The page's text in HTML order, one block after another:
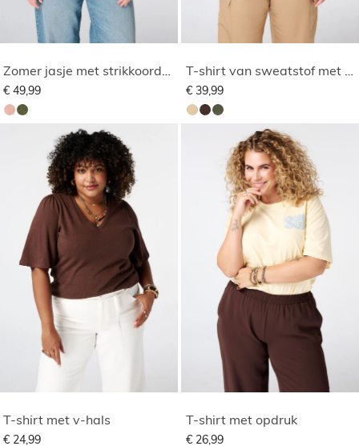
Zomer jasje met strikkoorden
€ 49,99
T-shirt van sweatstof met studs
€ 39,99
T-shirt met v-hals
€ 24,99
T-shirt met opdruk
€ 26,99